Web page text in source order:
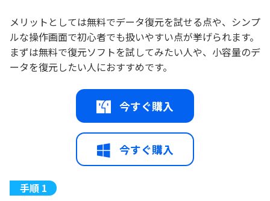
メリットとしては無料でデータ復元を試せる点や、シンプ
ルな操作画面で初心者でも扱いやすい点が挙げられます。
まずは無料で復元ソフトを試してみたい人や、小容量のデ
ータを復元したい人におすすめです。
今すぐ購入
今すぐ購入